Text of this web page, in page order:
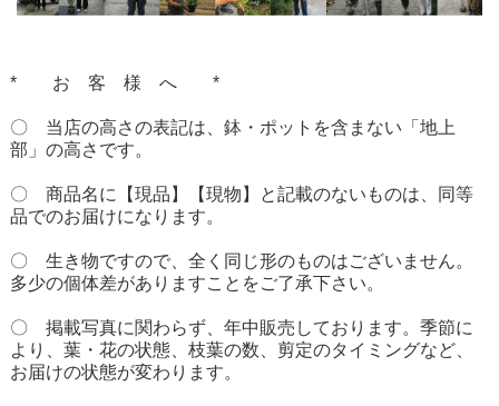
* お 客 様 へ *
〇 当店の高さの表記は、鉢・ポットを含まない「地上
部」の高さです。
〇 商品名に【現品】【現物】と記載のないものは、同等
品でのお届けになります。
〇 生き物ですので、全く同じ形のものはございません。
多少の個体差がありますことをご了承下さい。
〇 掲載写真に関わらず、年中販売しております。季節に
より、葉・花の状態、枝葉の数、剪定のタイミングなど、
お届けの状態が変わります。